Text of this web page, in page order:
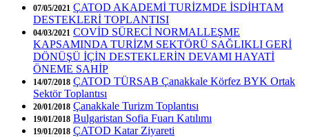
07/05/2021 ÇATOD AKADEMİ TURİZMDE İSDİHTAM
DESTEKLERİ TOPLANTISI
04/03/2021 COVİD SÜRECİ NORMALLEŞME
KAPSAMINDA TURİZM SEKTÖRÜ SAĞLIKLI GERİ
DÖNÜŞÜ İÇİN DESTEKLERİN DEVAMI HAYATİ
ÖNEME SAHİP
14/07/2018 ÇATOD TÜRSAB Çanakkale Körfez BYK Ortak
Sektör Toplantısı
20/01/2018 Çanakkale Turizm Toplantısı
19/01/2018 Bulgaristan Sofia Fuarı Katılımı
19/01/2018 ÇATOD Katar Ziyareti